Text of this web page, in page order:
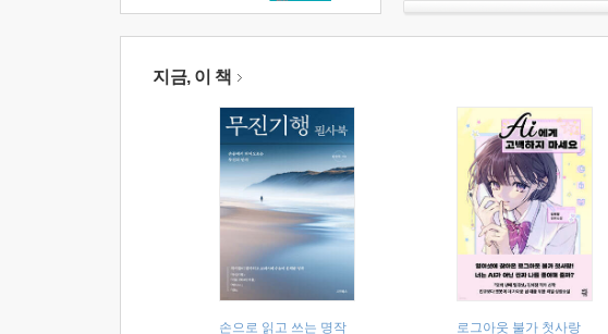
지금, 이 책
손으로 읽고 쓰는 명작 로그아웃 불가 첫사랑